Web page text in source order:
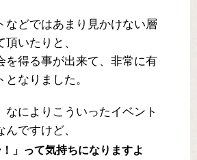
などではあまり見かけない層
いたりと、
を得る事が出来て、非常に有
なりました。
なによりこういったイベント
ですけど、
！」って気持ちになりますよ